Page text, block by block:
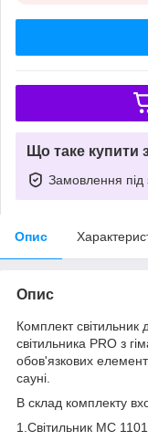
Що таке купити
Замовлення під
Опис
Опис
Комплект
світильника PRO з
обов'язкових
сауні.
В склад комплекту
1.Світильник МС